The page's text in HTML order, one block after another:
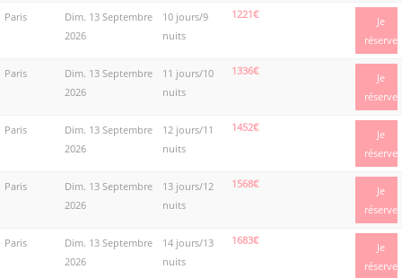
Paris
Dim. 13 Septembre
2026
10 jours/9
nuits
1221€
Je
réserve
Paris
Dim. 13 Septembre
2026
11 jours/10
nuits
1336€
Je
réserve
Paris
Dim. 13 Septembre
2026
12 jours/11
nuits
1452€
Je
réserve
Paris
Dim. 13 Septembre
2026
13 jours/12
nuits
1568€
Je
réserve
Paris
Dim. 13 Septembre
2026
14 jours/13
nuits
1683€
Je
réserve